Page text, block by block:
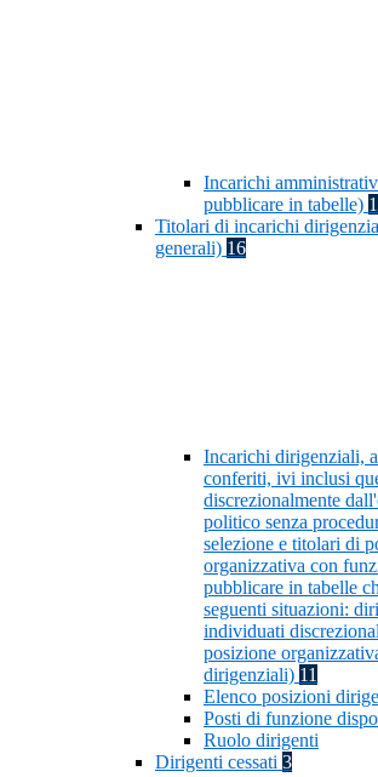
Incarichi
pubblicare in tabelle) 1
Titolari di incarichi
generali) 16
Incarichi dirigenziali,
conferiti, ivi inclusi
discrezionalmente
politico senza
selezione e titolari di
organizzativa con
pubblicare in tabelle
seguenti situazioni:
individuati
posizione
dirigenziali) 11
Elenco posizioni
Posti di funzione
Ruolo dirigenti
Dirigenti cessati 3